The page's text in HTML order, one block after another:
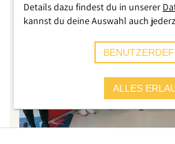
Details dazu findest du in unserer
kannst du deine Auswahl auch
ALLES